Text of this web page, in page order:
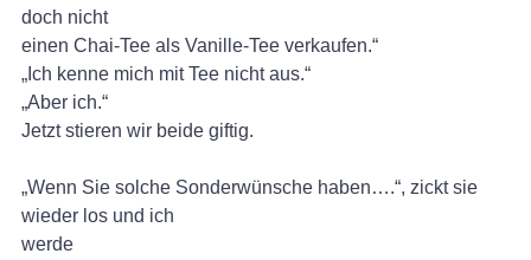
doch nicht
einen Chai-Tee als Vanille-Tee verkaufen.“
„Ich kenne mich mit Tee nicht aus.“
„Aber ich.“
Jetzt stieren wir beide giftig.
„Wenn Sie solche Sonderwünsche haben….“, zickt sie
wieder los und ich
werde